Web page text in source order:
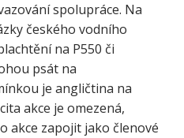
spolupráce. Na
českého vodního
na P550 či
psát na
je angličtina na
akce je omezená,
akce zapojit jako členové